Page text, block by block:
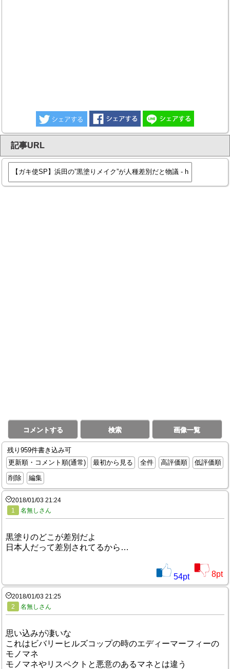
記事URL
コメントする 検索 画像一覧
残り959件書き込み可
更新順・コメント順(通常)
最初から見る 全件 高評価順
低評価順
削除
編集
2018/01/03 21:24
1
名無しさん
黒塗りのどこが差別だよ
日本人だって差別されてるから…
54pt 8pt
2018/01/03 21:25
2
名無しさん
思い込みが凄いな
これはビバリーヒルズコップの時のエディーマーフィーの
モノマネ
モノマネやリスペクトと悪意のあるマネとは違う